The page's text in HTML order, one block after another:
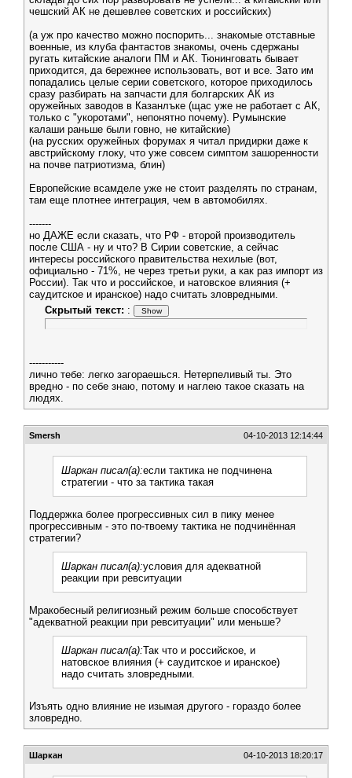
чешский АК не дешевлее советских и российских)
(а уж про качество можно поспорить... знакомые отставные
военные, из клуба фантастов знакомы, очень сдержаны
ругать китайские аналоги ПМ и АК. Тюнинговать бывает
приходится, да бережнее использовать, вот и все. Зато им
попадались целые серии советского, которое приходилось
сразу разбирать на запчасти для болгарских АК из
оружейных заводов в Казанлъке (щас уже не работает с АК,
только с "укоротами", непонятно почему). Румынские
калаши раньше были говно, не китайские)
(на русских оружейных форумах я читал придирки даже к
австрийскому глоку, что уже совсем симптом зашоренности
на почве патриотизма, блин)
Европейские всамделе уже не стоит разделять по странам,
там еще плотнее интеграция, чем в автомобилях.
-------
но ДАЖЕ если сказать, что РФ - второй производитель
после США - ну и что? В Сирии советские, а сейчас
интересы российского правительства нехилые (вот,
официально - 71%, не через третьи руки, а как раз импорт из
России). Так что и российское, и натовское влияния (+
саудитское и иранское) надо считать зловредными.
Скрытый текст: :
-----------
лично тебе: легко загораешься. Нетерпеливый ты. Это
вредно - по себе знаю, потому и наглею такое сказать на
людях.
Smersh 04-10-2013 12:14:44
Шаркан писал(а):если тактика не подчинена
стратегии - что за тактика такая
Поддержка более прогрессивных сил в пику менее
прогрессивным - это по-твоему тактика не подчинённая
стратегии?
Шаркан писал(а):условия для адекватной
реакции при ревситуации
Мракобесный религиозный режим больше способствует
"адекватной реакции при ревситуации" или меньше?
Шаркан писал(а):Так что и российское, и
натовское влияния (+ саудитское и иранское)
надо считать зловредными.
Изъять одно влияние не изымая другого - гораздо более
зловредно.
Шаркан 04-10-2013 18:20:17